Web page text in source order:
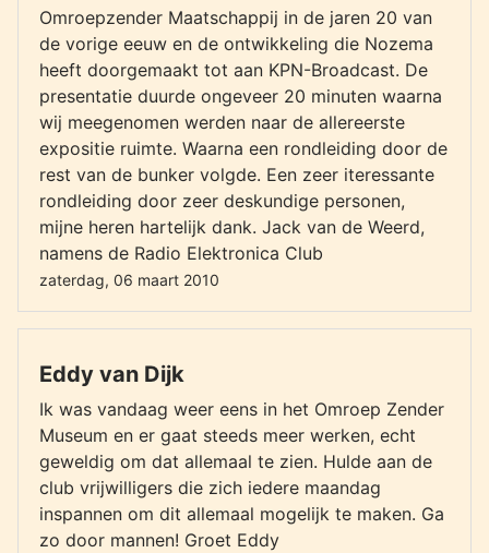
Omroepzender Maatschappij in de jaren 20 van
de vorige eeuw en de ontwikkeling die Nozema
heeft doorgemaakt tot aan KPN-Broadcast. De
presentatie duurde ongeveer 20 minuten waarna
wij meegenomen werden naar de allereerste
expositie ruimte. Waarna een rondleiding door de
rest van de bunker volgde. Een zeer iteressante
rondleiding door zeer deskundige personen,
mijne heren hartelijk dank. Jack van de Weerd,
namens de Radio Elektronica Club
zaterdag, 06 maart 2010
Eddy van Dijk
Ik was vandaag weer eens in het Omroep Zender
Museum en er gaat steeds meer werken, echt
geweldig om dat allemaal te zien. Hulde aan de
club vrijwilligers die zich iedere maandag
inspannen om dit allemaal mogelijk te maken. Ga
zo door mannen! Groet Eddy